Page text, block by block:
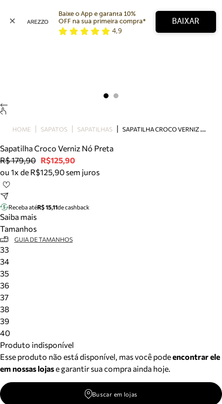
Bolsa
Tamanco
Tênis
Mule
Tire dúvidas sobre pedidos, devoluções e mais.
Meus pedidos
Acompanhe seus pedidos e solicite devoluções.
Baixe o App e garanta 10%
OFF na sua primeira compra*
4,9
BAIXAR
HOME SAPATOS SAPATILHAS S
APATILHA CROCO VERNIZ NÓ PRETA
Sapatilha Croco Verniz Nó Preta
R$ 179,90 R$125,90
ou 1x de R$125,90 sem juros
Receba atéR$ 15,11de cashback
Saiba mais
Tamanhos
GUIA DE TAMANHOS
33
34
35
36
37
38
39
40
Produto indisponível
Esse produto não está disponível, mas você podeencontrar ele
em nossas lojase garantir sua compra ainda hoje.
Buscar em lojas